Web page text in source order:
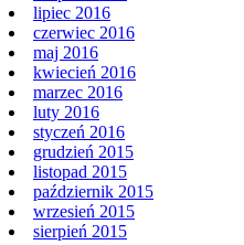
lipiec 2016
czerwiec 2016
maj 2016
kwiecień 2016
marzec 2016
luty 2016
styczeń 2016
grudzień 2015
listopad 2015
październik 2015
wrzesień 2015
sierpień 2015